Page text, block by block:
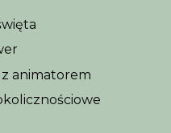
animatorem